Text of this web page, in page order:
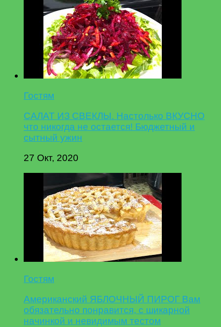
Гостям
САЛАТ ИЗ СВЕКЛЫ. Настолько ВКУСНО
что никогда не остается! Бюджетный и
сытный ужин
27 Окт, 2020
Гостям
Американский ЯБЛОЧНЫЙ ПИРОГ Вам
обязательно понравится, с шикарной
начинкой и невидимым тестом